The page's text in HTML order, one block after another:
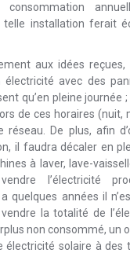
telle installation ferait
aux idées reçues,
électricité avec des
qu’en pleine journée
de ces horaires (nuit,
réseau. De plus, afin
il faudra décaler en
à laver, lave-
l’électricité
quelques années il
la totalité de
non consommé, un
électricité solaire à des